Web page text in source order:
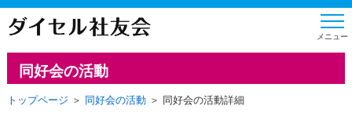
同好会の活動
トップページ ＞ 同好会の活動＞ 同好会の活動詳細